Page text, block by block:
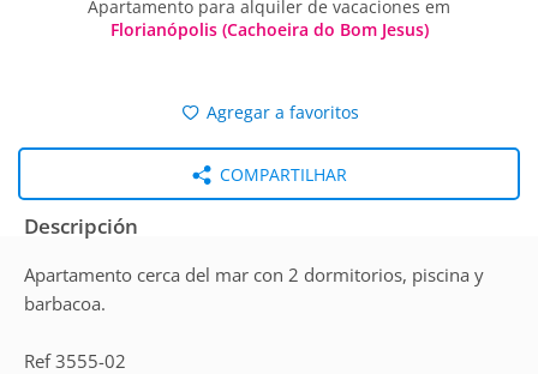
Apartamento para alquiler de vacaciones em
Florianópolis (Cachoeira do Bom Jesus)
Agregar a favoritos
COMPARTILHAR
Descripción
Apartamento cerca del mar con 2 dormitorios, piscina y
barbacoa.
Ref 3555-02